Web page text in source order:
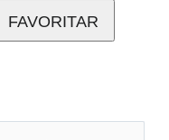
FAVORITAR